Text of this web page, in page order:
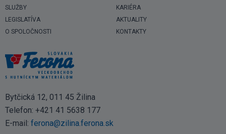
SLUŽBY
LEGISLATÍVA
O SPOLOČNOSTI
KARIÉRA
AKTUALITY
KONTAKTY
Bytčická 12, 011 45 Žilina
Telefon: +421 41 5638 177
E-mail: ferona@zilina.ferona.sk